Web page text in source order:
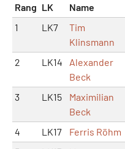
Rang LK Name
1
LK7
Tim
Klinsmann
2 LK14
Alexander
Beck
3 LK15
Maximilian
Beck
4 LK17 Ferris Röhm